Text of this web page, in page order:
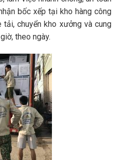
bốc xếp tại kho hàng công
tải, chuyển kho xưởng và cung
theo ngày.